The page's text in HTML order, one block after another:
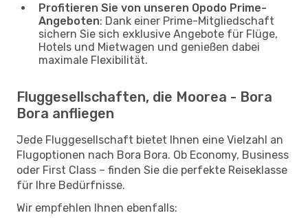
Profitieren Sie von unseren Opodo Prime-
Angeboten: Dank einer Prime-Mitgliedschaft
sichern Sie sich exklusive Angebote für Flüge,
Hotels und Mietwagen und genießen dabei
maximale Flexibilität.
Fluggesellschaften, die Moorea - Bora
Bora anfliegen
Jede Fluggesellschaft bietet Ihnen eine Vielzahl an
Flugoptionen nach Bora Bora. Ob Economy, Business
oder First Class – finden Sie die perfekte Reiseklasse
für Ihre Bedürfnisse.
Wir empfehlen Ihnen ebenfalls: